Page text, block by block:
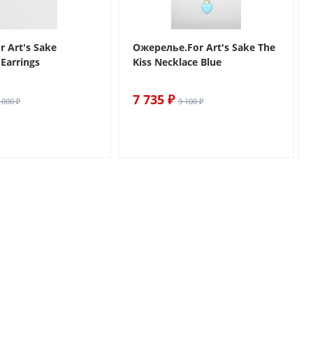
Art's Sake
₽
Ожерелье.For Art's Sake The
Kiss Necklace Blue
7 735 ₽ 9 100 ₽